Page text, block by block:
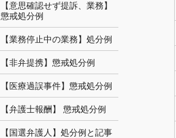
【意思確認せず提訴、業務】
懲戒処分例
【業務停止中の業務】処分例
【非弁提携】懲戒処分例
【医療過誤事件】懲戒処分例
【弁護士報酬】 懲戒処分例
【国選弁護人】処分例と記事